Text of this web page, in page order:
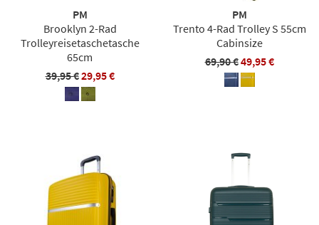
PM
Brooklyn 2-Rad
Trolleyreisetaschetasche
65cm
39,95 €29,95 €
PM
Trento 4-Rad Trolley S 55cm
Cabinsize
69,90 €49,95 €